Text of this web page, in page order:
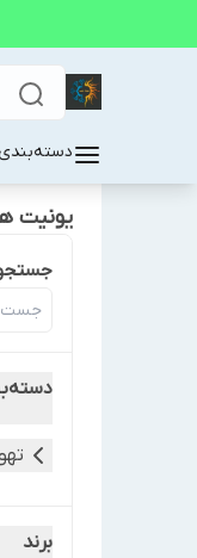
یونیت
جستجو
برند